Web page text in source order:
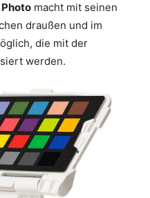
macht mit seinen
draußen und im
die mit der
werden.